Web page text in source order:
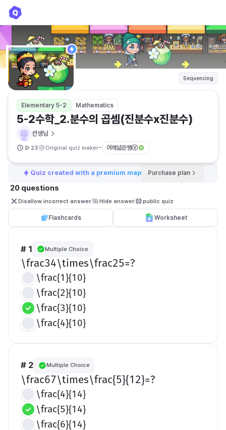
Sequencing
Elementary 5-2 Mathematics
5-2수학_2.분수의 곱셈(진분수x진분수)
선생님
23 Original quiz maker- 어깨넓은쌤ⓥ
Quiz created with a premium map Purchase plan
20 questions
Disallow incorrect answer Hide answer public quiz
Flashcards Worksheet
# 1 Multiple Choice
​\frac34\times\frac25=?​
\frac{1}{10}
\frac{2}{10}
\frac{3}{10}
\frac{4}{10}
# 2 Multiple Choice
​\frac67\times\frac{5}{12}=?​
\frac{4}{14}
\frac{5}{14}
\frac{6}{14}